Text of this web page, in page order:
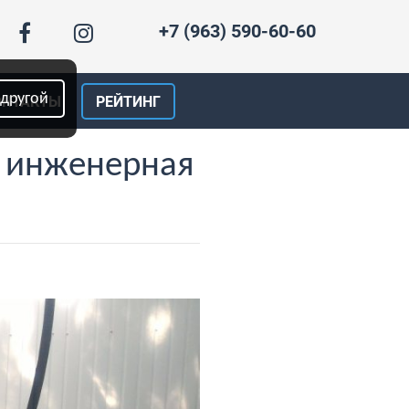
+7 (963) 590-60-60
РЕЙТИНГ